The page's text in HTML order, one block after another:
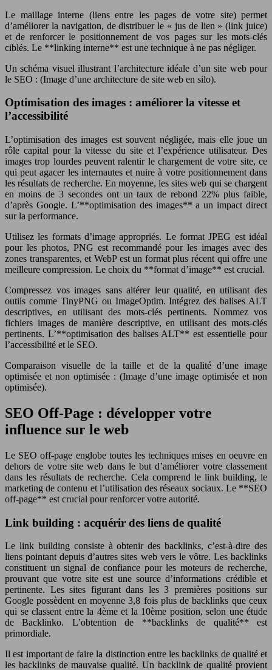
Le maillage interne (liens entre les pages de votre site) permet
d’améliorer la navigation, de distribuer le « jus de lien » (link juice)
et de renforcer le positionnement de vos pages sur les mots-clés
ciblés. Le **linking interne** est une technique à ne pas négliger.
Un schéma visuel illustrant l’architecture idéale d’un site web pour
le SEO : (Image d’une architecture de site web en silo).
Optimisation des images : améliorer la vitesse et
l’accessibilité
L’optimisation des images est souvent négligée, mais elle joue un
rôle capital pour la vitesse du site et l’expérience utilisateur. Des
images trop lourdes peuvent ralentir le chargement de votre site, ce
qui peut agacer les internautes et nuire à votre positionnement dans
les résultats de recherche. En moyenne, les sites web qui se chargent
en moins de 3 secondes ont un taux de rebond 22% plus faible,
d’après Google. L’**optimisation des images** a un impact direct
sur la performance.
Utilisez les formats d’image appropriés. Le format JPEG est idéal
pour les photos, PNG est recommandé pour les images avec des
zones transparentes, et WebP est un format plus récent qui offre une
meilleure compression. Le choix du **format d’image** est crucial.
Compressez vos images sans altérer leur qualité, en utilisant des
outils comme TinyPNG ou ImageOptim. Intégrez des balises ALT
descriptives, en utilisant des mots-clés pertinents. Nommez vos
fichiers images de manière descriptive, en utilisant des mots-clés
pertinents. L’**optimisation des balises ALT** est essentielle pour
l’accessibilité et le SEO.
Comparaison visuelle de la taille et de la qualité d’une image
optimisée et non optimisée : (Image d’une image optimisée et non
optimisée).
SEO Off-Page : développer votre
influence sur le web
Le SEO off-page englobe toutes les techniques mises en oeuvre en
dehors de votre site web dans le but d’améliorer votre classement
dans les résultats de recherche. Cela comprend le link building, le
marketing de contenu et l’utilisation des réseaux sociaux. Le **SEO
off-page** est crucial pour renforcer votre autorité.
Link building : acquérir des liens de qualité
Le link building consiste à obtenir des backlinks, c’est-à-dire des
liens pointant depuis d’autres sites web vers le vôtre. Les backlinks
constituent un signal de confiance pour les moteurs de recherche,
prouvant que votre site est une source d’informations crédible et
pertinente. Les sites figurant dans les 3 premières positions sur
Google possèdent en moyenne 3,8 fois plus de backlinks que ceux
qui se classent entre la 4ème et la 10ème position, selon une étude
de Backlinko. L’obtention de **backlinks de qualité** est
primordiale.
Il est important de faire la distinction entre les backlinks de qualité et
les backlinks de mauvaise qualité. Un backlink de qualité provient